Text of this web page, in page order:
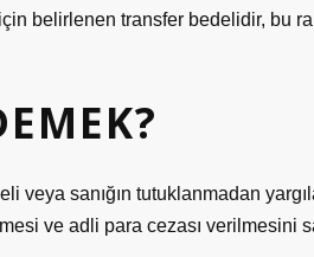
belirlenen transfer bedelidir, bu
veya sanığın tutuklanmadan
ve adli para cezası verilmesini